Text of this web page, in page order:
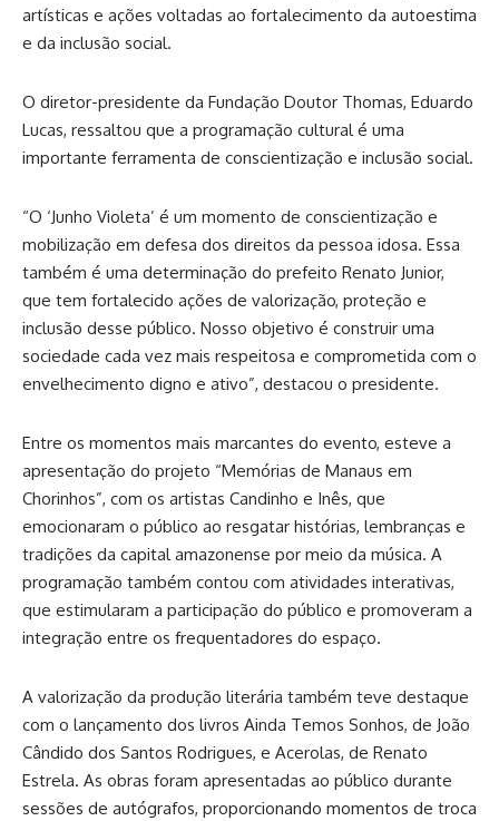
artísticas e ações voltadas ao fortalecimento da autoestima
e da inclusão social.
O diretor-presidente da Fundação Doutor Thomas, Eduardo
Lucas, ressaltou que a programação cultural é uma
importante ferramenta de conscientização e inclusão social.
“O ‘Junho Violeta’ é um momento de conscientização e
mobilização em defesa dos direitos da pessoa idosa. Essa
também é uma determinação do prefeito Renato Junior,
que tem fortalecido ações de valorização, proteção e
inclusão desse público. Nosso objetivo é construir uma
sociedade cada vez mais respeitosa e comprometida com o
envelhecimento digno e ativo”, destacou o presidente.
Entre os momentos mais marcantes do evento, esteve a
apresentação do projeto “Memórias de Manaus em
Chorinhos”, com os artistas Candinho e Inês, que
emocionaram o público ao resgatar histórias, lembranças e
tradições da capital amazonense por meio da música. A
programação também contou com atividades interativas,
que estimularam a participação do público e promoveram a
integração entre os frequentadores do espaço.
A valorização da produção literária também teve destaque
com o lançamento dos livros Ainda Temos Sonhos, de João
Cândido dos Santos Rodrigues, e Acerolas, de Renato
Estrela. As obras foram apresentadas ao público durante
sessões de autógrafos, proporcionando momentos de troca